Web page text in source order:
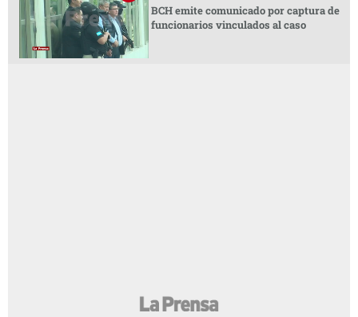
BCH emite comunicado por captura de
funcionarios vinculados al caso